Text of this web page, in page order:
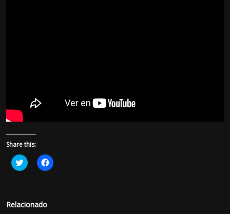
Share this:
H
a
c
p
H
a
Relacionado